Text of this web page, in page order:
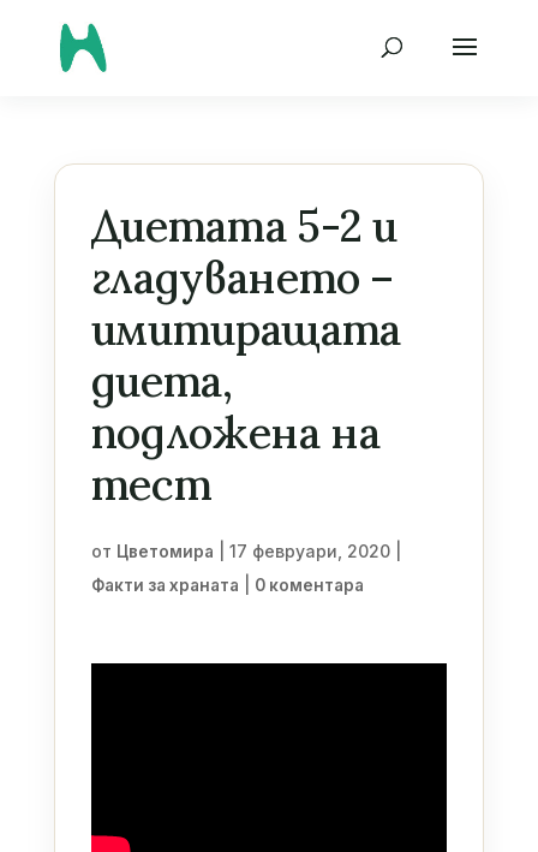
Диетата 5-2 и
гладуването –
имитиращата
диета,
подложена на
тест
от Цветомира 17 февруари, 2020|
Факти за храната 0 коментара